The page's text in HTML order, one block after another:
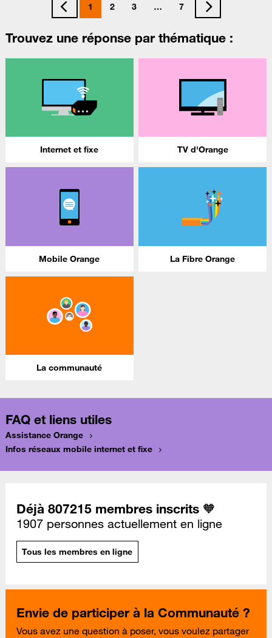
1 2 3 … 7
Trouvez une réponse par thématique :
Internet et fixe TV d'Orange
Mobile Orange La Fibre Orange
La communauté
FAQ et liens utiles
Assistance Orange
Infos réseaux mobile internet et fixe
Déjà 807215 membres inscrits 🧡
1907 personnes actuellement en ligne
Tous les membres en ligne
Envie de participer à la Communauté ?
Vous avez une question à poser, vous voulez partager